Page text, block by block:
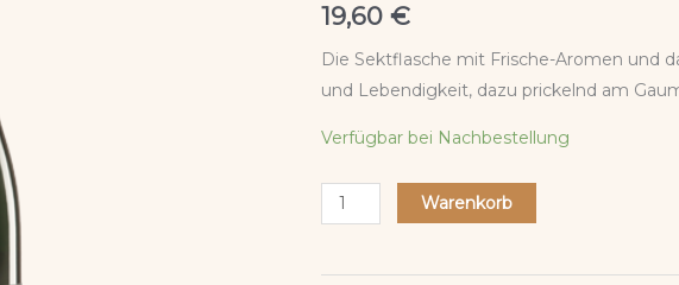
19,60 €
Die Sektflasche mit Frische-Aromen und
und Lebendigkeit, dazu prickelnd am
Verfügbar bei Nachbestellung
Menge
Warenkorb